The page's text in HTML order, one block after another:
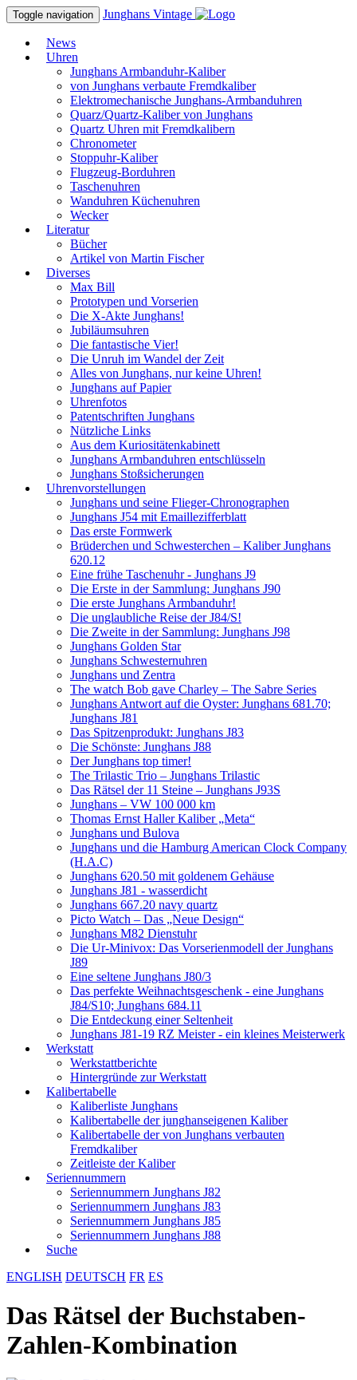
Toggle navigation Junghans Vintage
News
Uhren
Junghans Armbanduhr-Kaliber
von Junghans verbaute Fremdkaliber
Elektromechanische Junghans-Armbanduhren
Quarz/Quartz-Kaliber von Junghans
Quartz Uhren mit Fremdkalibern
Chronometer
Stoppuhr-Kaliber
Flugzeug-Borduhren
Taschenuhren
Wanduhren Küchenuhren
Wecker
Literatur
Bücher
Artikel von Martin Fischer
Diverses
Max Bill
Prototypen und Vorserien
Die X-Akte Junghans!
Jubiläumsuhren
Die fantastische Vier!
Die Unruh im Wandel der Zeit
Alles von Junghans, nur keine Uhren!
Junghans auf Papier
Uhrenfotos
Patentschriften Junghans
Nützliche Links
Aus dem Kuriositätenkabinett
Junghans Armbanduhren entschlüsseln
Junghans Stoßsicherungen
Uhrenvorstellungen
Junghans und seine Flieger-Chronographen
Junghans J54 mit Emaillezifferblatt
Das erste Formwerk
Brüderchen und Schwesterchen – Kaliber Junghans
620.12
Eine frühe Taschenuhr - Junghans J9
Die Erste in der Sammlung: Junghans J90
Die erste Junghans Armbanduhr!
Die unglaubliche Reise der J84/S!
Die Zweite in der Sammlung: Junghans J98
Junghans Golden Star
Junghans Schwesternuhren
Junghans und Zentra
The watch Bob gave Charley – The Sabre Series
Junghans Antwort auf die Oyster: Junghans 681.70;
Junghans J81
Das Spitzenprodukt: Junghans J83
Die Schönste: Junghans J88
Der Junghans top timer!
The Trilastic Trio – Junghans Trilastic
Das Rätsel der 11 Steine – Junghans J93S
Junghans – VW 100 000 km
Thomas Ernst Haller Kaliber „Meta“
Junghans und Bulova
Junghans und die Hamburg American Clock Company
(H.A.C)
Junghans 620.50 mit goldenem Gehäuse
Junghans J81 - wasserdicht
Junghans 667.20 navy quartz
Picto Watch – Das „Neue Design“
Junghans M82 Dienstuhr
Die Ur-Minivox: Das Vorserienmodell der Junghans
J89
Eine seltene Junghans J80/3
Das perfekte Weihnachtsgeschenk - eine Junghans
J84/S10; Junghans 684.11
Die Entdeckung einer Seltenheit
Junghans J81-19 RZ Meister - ein kleines Meisterwerk
Werkstatt
Werkstattberichte
Hintergründe zur Werkstatt
Kalibertabelle
Kaliberliste Junghans
Kalibertabelle der junghanseigenen Kaliber
Kalibertabelle der von Junghans verbauten
Fremdkaliber
Zeitleiste der Kaliber
Seriennummern
Seriennummern Junghans J82
Seriennummern Junghans J83
Seriennummern Junghans J85
Seriennummern Junghans J88
Suche
ENGLISH DEUTSCH FR ES
Das Rätsel der Buchstaben-
Zahlen-Kombination